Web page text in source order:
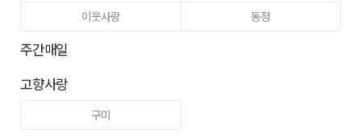
이웃사랑
동정
주간매일
고향사랑
구미